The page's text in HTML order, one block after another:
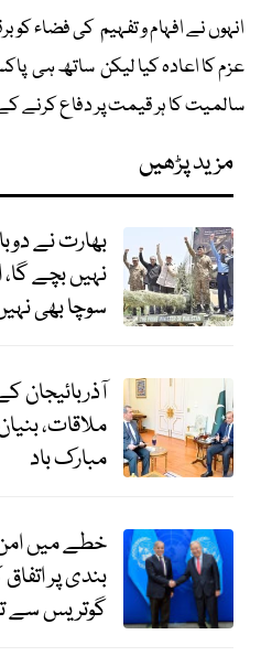
انہوں نے افہام و تفہیم کی فضاء
عزم کا اعادہ کیا لیکن ساتھ ہی
سالمیت کا ہر قیمت پر دفاع کرنے کے
مزید پڑھیں
بھارت نے
نہیں بچے
سوچا بھی
آذربائیجان
ملاقات،
مبارک باد
خطے میں
بندی پر اتفاق
گوتریس سے